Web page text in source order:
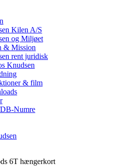
Kilen A/S
og Miljøet
& Mission
rent juridisk
Knudsen
& film
Numre